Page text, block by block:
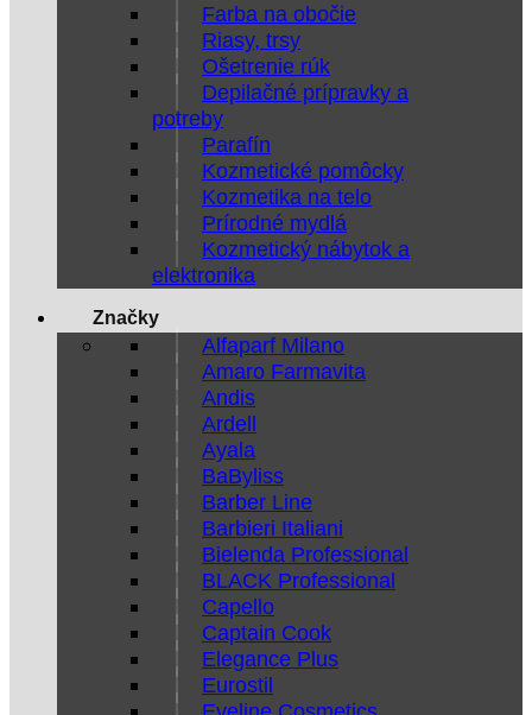
Farba na obočie
Riasy, trsy
Ošetrenie rúk
Depilačné prípravky a
potreby
Parafín
Kozmetické pomôcky
Kozmetika na telo
Prírodné mydlá
Kozmetický nábytok a
elektronika
Značky
Alfaparf Milano
Amaro Farmavita
Andis
Ardell
Ayala
BaByliss
Barber Line
Barbieri Italiani
Bielenda Professional
BLACK Professional
Capello
Captain Cook
Elegance Plus
Eurostil